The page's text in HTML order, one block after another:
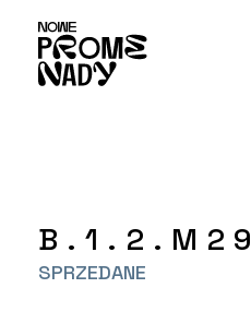
B.1.2.M29
SPRZEDANE